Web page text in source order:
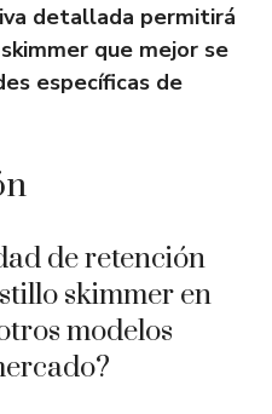
detallada permitirá
que mejor se
específicas de
de retención
skimmer en
modelos